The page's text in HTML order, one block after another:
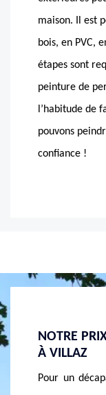
maison. Il est
bois, en PVC,
étapes sont
peinture de
l’habitude de
pouvons
confiance !
SERVICE
Composée de